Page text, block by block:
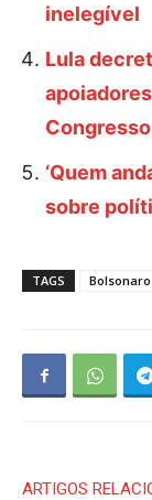
inelegível
Lula
‘Quem
sobre
TAGS Bolsonaro
ARTIGOS